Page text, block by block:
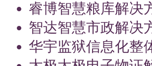
睿博智慧粮库解决
智达智慧市政解决
华宇监狱信息化整